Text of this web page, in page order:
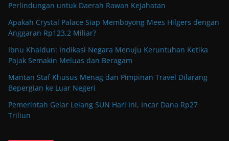
Perlindungan untuk Daerah Rawan Kejahatan
Apakah Crystal Palace Siap Memboyong Mees Hilgers dengan
Anggaran Rp123,2 Miliar?
Ibnu Khaldun: Indikasi Negara Menuju Keruntuhan Ketika
Pajak Semakin Meluas dan Beragam
Mantan Staf Khusus Menag dan Pimpinan Travel Dilarang
Bepergian ke Luar Negeri
Pemerintah Gelar Lelang SUN Hari Ini, Incar Dana Rp27
Triliun